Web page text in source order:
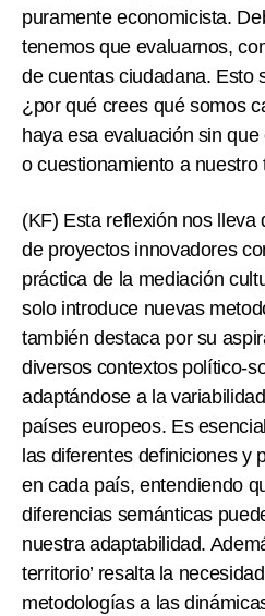
puramente economicista.
tenemos que evaluarnos,
de cuentas ciudadana. Esto
¿por qué crees qué somos
haya esa evaluación sin
o cuestionamiento a nuestro
(KF) Esta reflexión nos lleva
de proyectos innovadores
práctica de la mediación
solo introduce nuevas
también destaca por su
diversos contextos político-
adaptándose a la
países europeos. Es
las diferentes definiciones y
en cada país, entendiendo
diferencias semánticas
nuestra adaptabilidad.
territorio’ resalta la
metodologías a las